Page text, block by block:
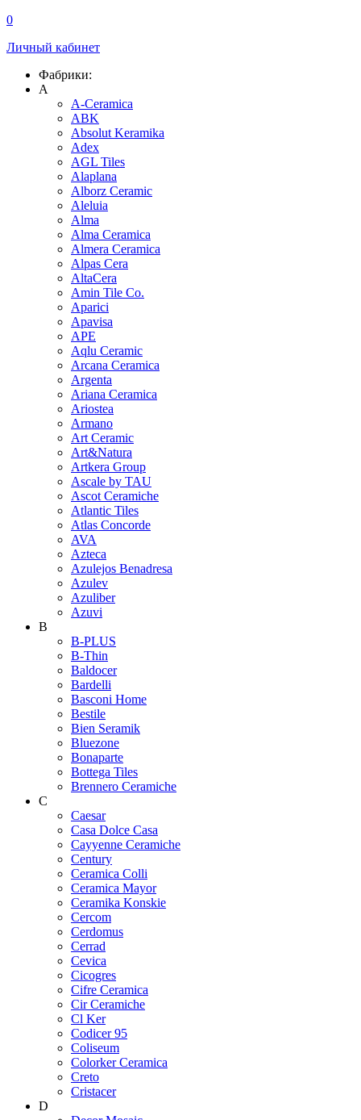
0
Личный кабинет
Фабрики:
A
A-Ceramica
ABK
Absolut Keramika
Adex
AGL Tiles
Alaplana
Alborz Ceramic
Aleluia
Alma
Alma Ceramica
Almera Ceramica
Alpas Cera
AltaCera
Amin Tile Co.
Aparici
Apavisa
APE
Aqlu Ceramic
Arcana Ceramica
Argenta
Ariana Ceramica
Ariostea
Armano
Art Ceramic
Art&Natura
Artkera Group
Ascale by TAU
Ascot Ceramiche
Atlantic Tiles
Atlas Concorde
AVA
Azteca
Azulejos Benadresa
Azulev
Azuliber
Azuvi
B
B-PLUS
B-Thin
Baldocer
Bardelli
Basconi Home
Bestile
Bien Seramik
Bluezone
Bonaparte
Bottega Tiles
Brennero Ceramiche
C
Caesar
Casa Dolce Casa
Cayyenne Ceramiche
Century
Ceramica Colli
Ceramica Mayor
Ceramika Konskie
Cercom
Cerdomus
Cerrad
Cevica
Cicogres
Cifre Ceramica
Cir Ceramiche
Cl Ker
Codicer 95
Coliseum
Colorker Ceramica
Creto
Cristacer
D